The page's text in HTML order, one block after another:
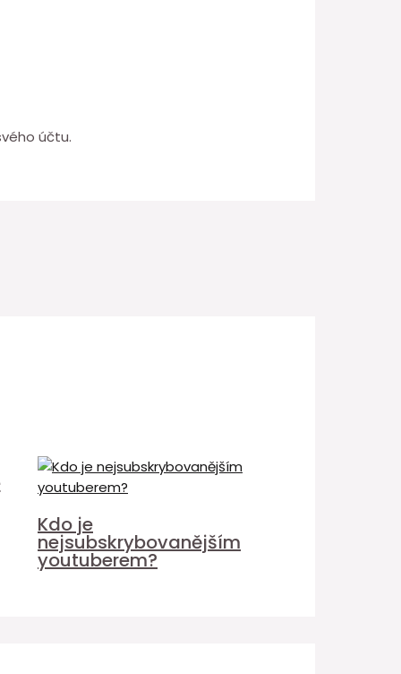
účtu.
Kdo je
nejsubskrybovanějším
youtuberem?